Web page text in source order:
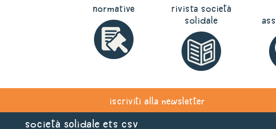
normative
rivista società
solidale
iscriviti alla newsletter
Società Solidale ets CSV